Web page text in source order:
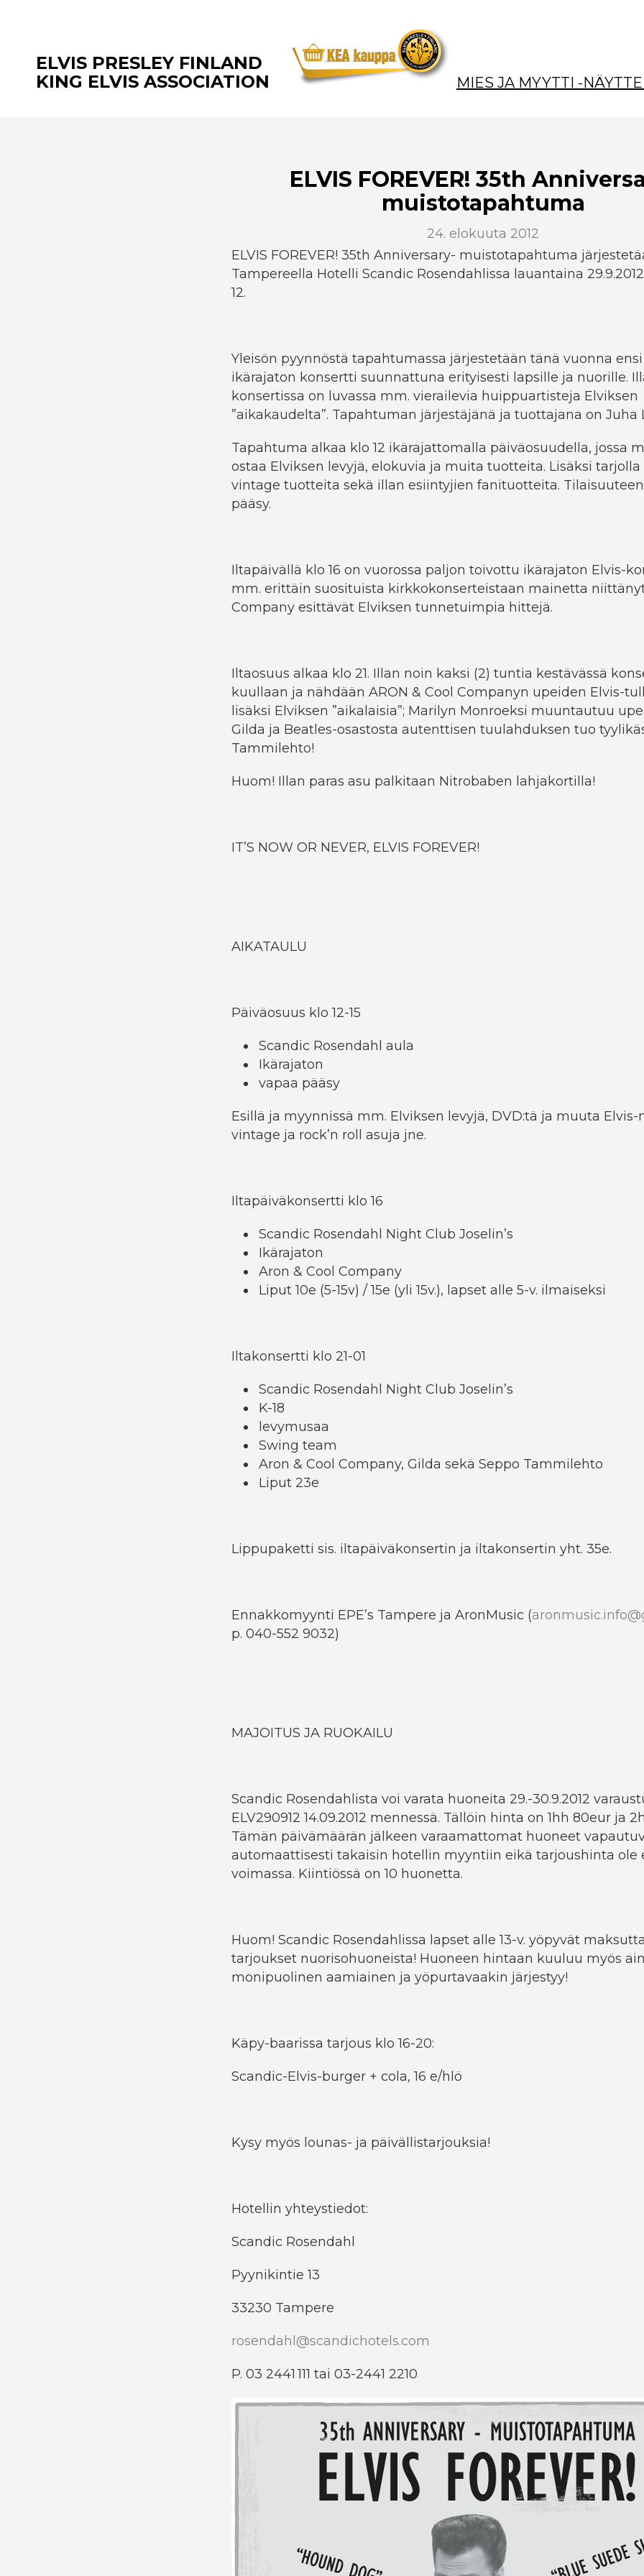
ELVIS PRESLEY FINLAND
KING ELVIS ASSOCIATION
MIES JA MYYTTI -
ELVIS FOREVER! 35th
muistotapahtuma
24. elokuuta 2012
ELVIS FOREVER! 35th Anniversary- muistotapahtuma
Tampereella Hotelli Scandic Rosendahlissa lauantaina
12.
Yleisön pyynnöstä tapahtumassa järjestetään tänä vuonna
ikärajaton konsertti suunnattuna erityisesti lapsille ja nuorille.
konsertissa on luvassa mm. vierailevia huippuartisteja Elviksen
”aikakaudelta”. Tapahtuman järjestäjänä ja tuottajana on Juha
Tapahtuma alkaa klo 12 ikärajattomalla päiväosuudella, jossa
ostaa Elviksen levyjä, elokuvia ja muita tuotteita. Lisäksi tarjolla
vintage tuotteita sekä illan esiintyjien fanituotteita.
pääsy.
Iltapäivällä klo 16 on vuorossa paljon toivottu ikärajaton Elvis-
mm. erittäin suosituista kirkkokonserteistaan mainetta niittänyt
Company esittävät Elviksen tunnetuimpia hittejä.
Iltaosuus alkaa klo 21. Illan noin kaksi (2) tuntia kestävässä
kuullaan ja nähdään ARON & Cool Companyn upeiden Elvis-
lisäksi Elviksen ”aikalaisia”; Marilyn Monroeksi muuntautuu
Gilda ja Beatles-osastosta autenttisen tuulahduksen tuo tyylikäs
Tammilehto!
Huom! Illan paras asu palkitaan Nitrobaben lahjakortilla!
IT’S NOW OR NEVER, ELVIS FOREVER!
AIKATAULU
Päiväosuus klo 12-15
Scandic Rosendahl aula
Ikärajaton
vapaa pääsy
Esillä ja myynnissä mm. Elviksen levyjä, DVD:tä ja muuta Elvis-
vintage ja rock’n roll asuja jne.
Iltapäiväkonsertti klo 16
Scandic Rosendahl Night Club Joselin’s
Ikärajaton
Aron & Cool Company
Liput 10e (5-15v) / 15e (yli 15v.), lapset alle 5-v. ilmaiseksi
Iltakonsertti klo 21-01
Scandic Rosendahl Night Club Joselin’s
K-18
levymusaa
Swing team
Aron & Cool Company, Gilda sekä Seppo Tammilehto
Liput 23e
Lippupaketti sis. iltapäiväkonsertin ja iltakonsertin yht. 35e.
Ennakkomyynti EPE’s Tampere ja AronMusic (
p. 040-552 9032)
MAJOITUS JA RUOKAILU
Scandic Rosendahlista voi varata huoneita 29.-30.9.2012
ELV290912 14.09.2012 mennessä. Tällöin hinta on 1hh 80eur ja
Tämän päivämäärän jälkeen varaamattomat huoneet
automaattisesti takaisin hotellin myyntiin eikä tarjoushinta ole
voimassa. Kiintiössä on 10 huonetta.
Huom! Scandic Rosendahlissa lapset alle 13-v. yöpyvät
tarjoukset nuorisohuoneista! Huoneen hintaan kuuluu myös
monipuolinen aamiainen ja yöpurtavaakin järjestyy!
Käpy-baarissa tarjous klo 16-20:
Scandic-Elvis-burger + cola, 16 e/hlö
Kysy myös lounas- ja päivällistarjouksia!
Hotellin yhteystiedot:
Scandic Rosendahl
Pyynikintie 13
33230 Tampere
rosendahl@scandichotels.com
P. 03 2441 111 tai 03-2441 2210